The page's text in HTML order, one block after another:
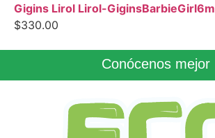
Gigins Lirol Lirol-GiginsBarbieGirl6m
$330.00
Conócenos mejor